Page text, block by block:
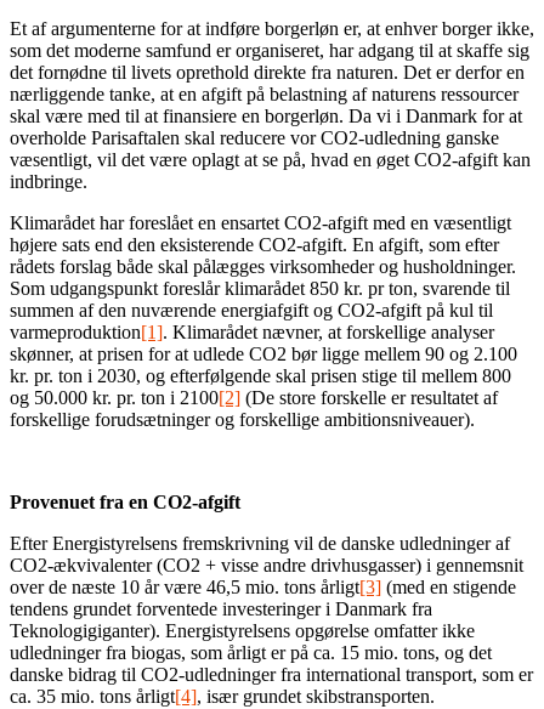
Et af argumenterne for at indføre borgerløn er, at enhver borger ikke,
som det moderne samfund er organiseret, har adgang til at skaffe sig
det fornødne til livets oprethold direkte fra naturen. Det er derfor en
nærliggende tanke, at en afgift på belastning af naturens ressourcer
skal være med til at finansiere en borgerløn. Da vi i Danmark for at
overholde Parisaftalen skal reducere vor CO2-udledning ganske
væsentligt, vil det være oplagt at se på, hvad en øget CO2-afgift kan
indbringe.
Klimarådet har foreslået en ensartet CO2-afgift med en væsentligt
højere sats end den eksisterende CO2-afgift. En afgift, som efter
rådets forslag både skal pålægges virksomheder og husholdninger.
Som udgangspunkt foreslår klimarådet 850 kr. pr ton, svarende til
summen af den nuværende energiafgift og CO2-afgift på kul til
varmeproduktion[1]. Klimarådet nævner, at forskellige analyser
skønner, at prisen for at udlede CO2 bør ligge mellem 90 og 2.100
kr. pr. ton i 2030, og efterfølgende skal prisen stige til mellem 800
og 50.000 kr. pr. ton i 2100[2] (De store forskelle er resultatet af
forskellige forudsætninger og forskellige ambitionsniveauer).
Provenuet fra en CO2-afgift
Efter Energistyrelsens fremskrivning vil de danske udledninger af
CO2-ækvivalenter (CO2 + visse andre drivhusgasser) i gennemsnit
over de næste 10 år være 46,5 mio. tons årligt[3] (med en stigende
tendens grundet forventede investeringer i Danmark fra
Teknologigiganter). Energistyrelsens opgørelse omfatter ikke
udledninger fra biogas, som årligt er på ca. 15 mio. tons, og det
danske bidrag til CO2-udledninger fra international transport, som er
ca. 35 mio. tons årligt[4], især grundet skibstransporten.